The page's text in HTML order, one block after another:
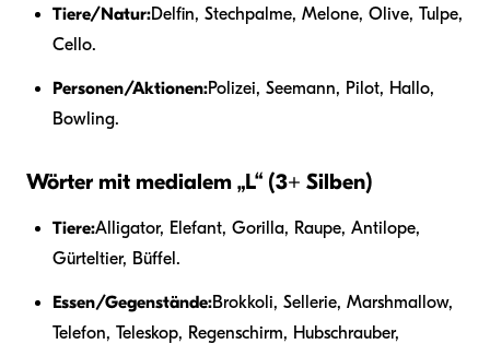
Tiere/Natur:Delfin, Stechpalme, Melone, Olive, Tulpe,
Cello.
Personen/Aktionen:Polizei, Seemann, Pilot, Hallo,
Bowling.
Wörter mit medialem „L“ (3+ Silben)
Tiere:Alligator, Elefant, Gorilla, Raupe, Antilope,
Gürteltier, Büffel.
Essen/Gegenstände:Brokkoli, Sellerie, Marshmallow,
Telefon, Teleskop, Regenschirm, Hubschrauber,